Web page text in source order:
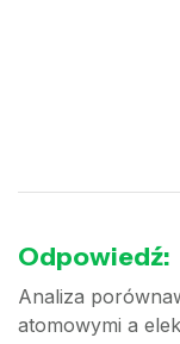
Odpowiedź:
Analiza
atomowymi a